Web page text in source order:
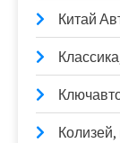
Китай
Колизей,